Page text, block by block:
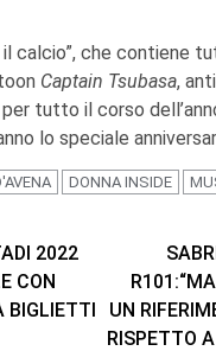
il calcio”, che contiene
Captain Tsubasa,
tutto il corso
lo speciale
DONNA INSIDE
2022
CON
BIGLIETTI
UN
RISPETTO